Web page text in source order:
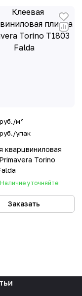
руб./м²
руб./упак
кварцвиниловая
Torino
Наличие уточняйте
Заказать